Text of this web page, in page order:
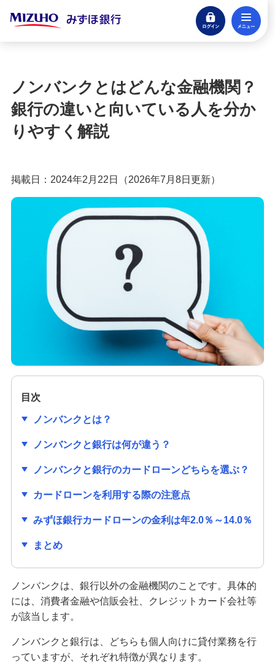
ログイン
閉じる
遅延損害金利率の適用開始について
カードローンの金利の仕組みとは？利用する際の
ポイントや流れも紹介
カードローンの金利とは？利息との違いや計算方
カードローンの返済方法は主に3つ！方式や無理の
ない返済のコツも紹介
カードローンは一括返済すべき？メリットやデメ
リット、やり方を紹介
カードローンは解約すべき？完済との違いやメリ
ット・デメリットを解説
カードローンのメリット・デメリットは？知って
おきたいポイントや注意点も解説
カードローンの利用限度額と年収の関係は？決ま
り方や増額方法も解説
りやすく解説
方法を分かりやすく解説
無担保ローンとは？種類・特徴やメリット・デメ
リットを分かりやすく解説
キャッシングとは？カードローンとの違いを比較
して分かりやすく解説
お金を借りたいときに使える方法とは？検討した
い方法や注意点を解説
ノンバンクとはどんな金融機関？
銀行の違いと向いている人を分か
りやすく解説
掲載日：2024年2月22日（2026年7月8日更新）
目次
ノンバンクとは？
ノンバンクと銀行は何が違う？
ノンバンクと銀行のカードローンどちらを選ぶ？
カードローンを利用する際の注意点
みずほ銀行カードローンの金利は年2.0％～14.0％
まとめ
ノンバンクは、銀行以外の金融機関のことです。具体的
には、消費者金融や信販会社、クレジットカード会社等
が該当します。
ノンバンクと銀行は、どちらも個人向けに貸付業務を行
っていますが、それぞれ特徴が異なります。